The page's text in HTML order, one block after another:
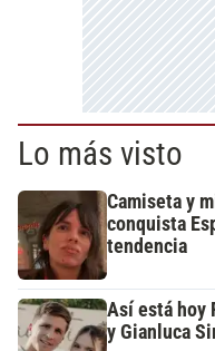
Lo más visto
Camiseta y
conquista
tendencia
Así está hoy
y Gianluca